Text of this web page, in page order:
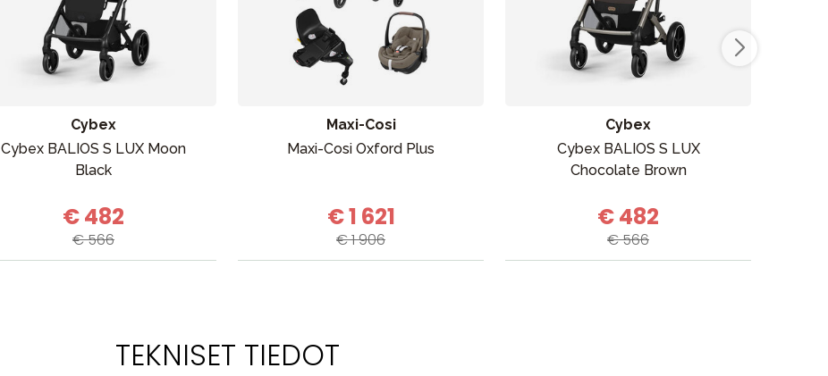
Cybex
Cybex BALIOS S LUX Moon
Black
€ 482
€ 566
Maxi-Cosi
Maxi-Cosi Oxford Plus
€ 1 621
€ 1 906
Cybex
Cybex BALIOS S LUX
Chocolate Brown
€ 482
€ 566
TEKNISET TIEDOT